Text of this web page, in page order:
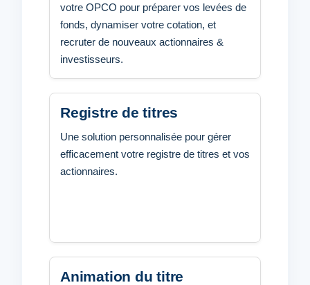
votre OPCO pour préparer vos levées de
fonds, dynamiser votre cotation, et
recruter de nouveaux actionnaires &
investisseurs.
Registre de titres
Une solution personnalisée pour gérer
efficacement votre registre de titres et vos
actionnaires.
Animation du titre